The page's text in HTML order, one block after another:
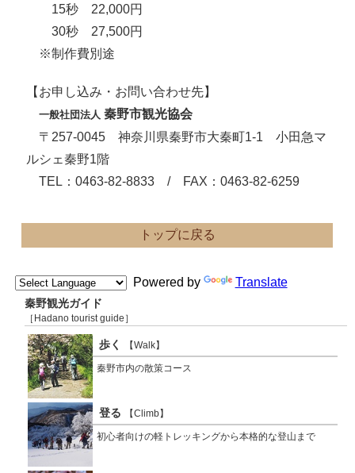
15秒 22,000円
30秒 27,500円
※制作費別途
【お申し込み・お問い合わせ先】
一般社団法人 秦野市観光協会
〒257-0045 神奈川県秦野市大秦町1-1 小田急マ
ルシェ秦野1階
TEL：0463-82-8833 / FAX：0463-82-6259
トップに戻る
Powered by Translate
秦野観光ガイド
［Hadano tourist guide］
歩く 【Walk】
秦野市内の散策コース
登る 【Climb】
初心者向けの軽トレッキングから本格的な登山まで